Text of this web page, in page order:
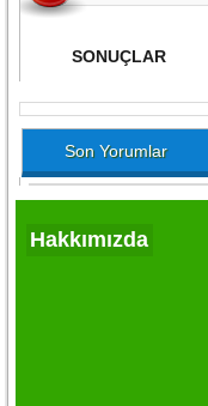
Son Yorumlar
Hakkımızda